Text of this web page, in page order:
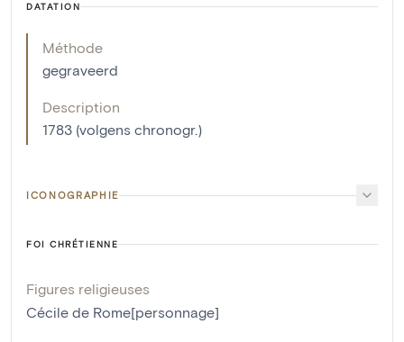
DATATION
Méthode
gegraveerd
Description
1783 (volgens chronogr.)
ICONOGRAPHIE
FOI CHRÉTIENNE
Figures religieuses
Cécile de Rome[personnage]